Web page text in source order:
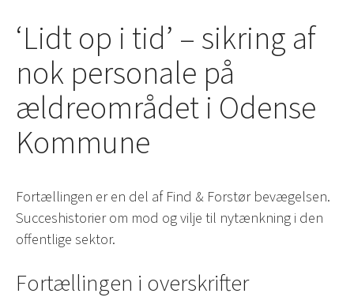
‘Lidt op i tid’ – sikring af
nok personale på
ældreområdet i Odense
Kommune
Fortællingen er en del af Find & Forstør bevægelsen.
Succeshistorier om mod og vilje til nytænkning i den
offentlige sektor.
Fortællingen i overskrifter